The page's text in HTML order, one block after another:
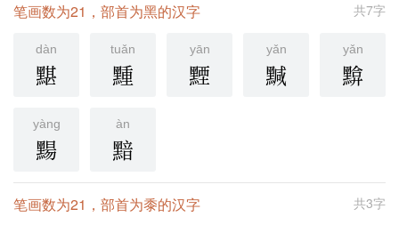
共7字
笔画数为21，部首为黑的汉字
dàn
黮
tuǎn
䵯
yān
黫
yǎn
黬
yǎn
黭
yàng
䵮
àn
黯
共3字
笔画数为21，部首为黍的汉字